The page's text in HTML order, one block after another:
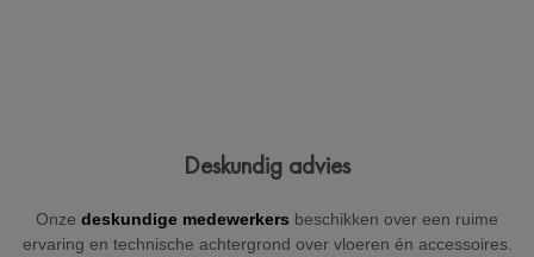
Deskundig advies
Onze deskundige medewerkers beschikken over een ruime
ervaring en technische achtergrond over vloeren én accessoires.